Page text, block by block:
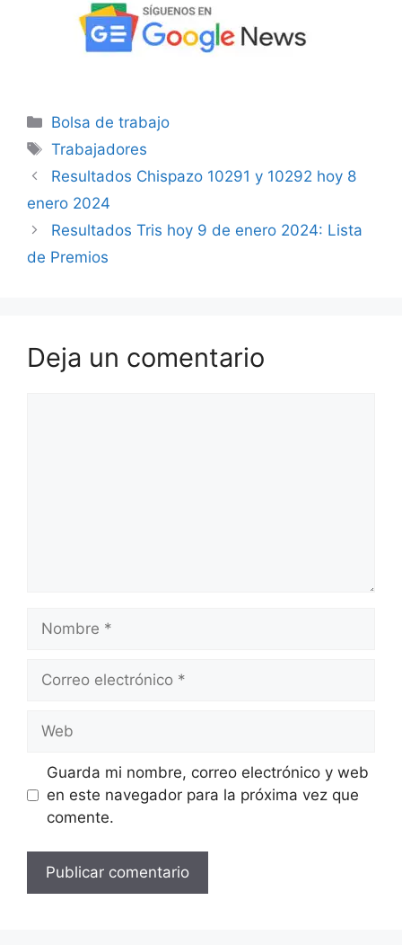
Categorías
Bolsa de trabajo
Etiquetas
Trabajadores
Resultados Chispazo 10291 y 10292 hoy 8
enero 2024
Resultados Tris hoy 9 de enero 2024: Lista
de Premios
Deja un comentario
electrónico
Guarda mi nombre, correo electrónico y web
en este navegador para la próxima vez que
comente.